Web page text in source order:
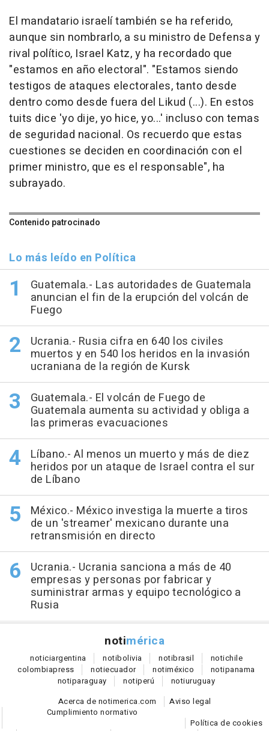
El mandatario israelí también se ha referido,
aunque sin nombrarlo, a su ministro de Defensa y
rival político, Israel Katz, y ha recordado que
"estamos en año electoral". "Estamos siendo
testigos de ataques electorales, tanto desde
dentro como desde fuera del Likud (...). En estos
tuits dice 'yo dije, yo hice, yo...' incluso con temas
de seguridad nacional. Os recuerdo que estas
cuestiones se deciden en coordinación con el
primer ministro, que es el responsable", ha
subrayado.
Contenido patrocinado
Lo más leído en Política
Guatemala.- Las autoridades de Guatemala
anuncian el fin de la erupción del volcán de
Fuego
Ucrania.- Rusia cifra en 640 los civiles
muertos y en 540 los heridos en la invasión
ucraniana de la región de Kursk
Guatemala.- El volcán de Fuego de
Guatemala aumenta su actividad y obliga a
las primeras evacuaciones
Líbano.- Al menos un muerto y más de diez
heridos por un ataque de Israel contra el sur
de Líbano
México.- México investiga la muerte a tiros
de un 'streamer' mexicano durante una
retransmisión en directo
Ucrania.- Ucrania sanciona a más de 40
empresas y personas por fabricar y
suministrar armas y equipo tecnológico a
Rusia
notimérica
noticiargentina notibolivia notibrasil notichile
colombiapress notiecuador notiméxico notipanama
notiparaguay notiperú notiuruguay
Acerca de notimerica.com
Aviso legal
Cumplimiento normativo
Política de cookies